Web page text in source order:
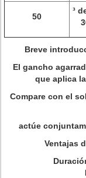
50
³
Breve
El gancho
que aplica
Compare con el
actúe
Ventajas